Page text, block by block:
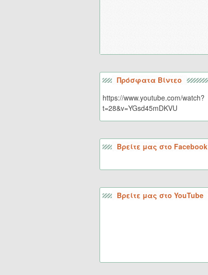
Πρόσφατα Βίντεο
https://www.youtube.com/watch?
t=28&v=YGsd45mDKVU
Βρείτε μας στο Facebook
Βρείτε μας στο YouTube